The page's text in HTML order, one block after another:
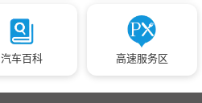
汽车百科 高速服务区